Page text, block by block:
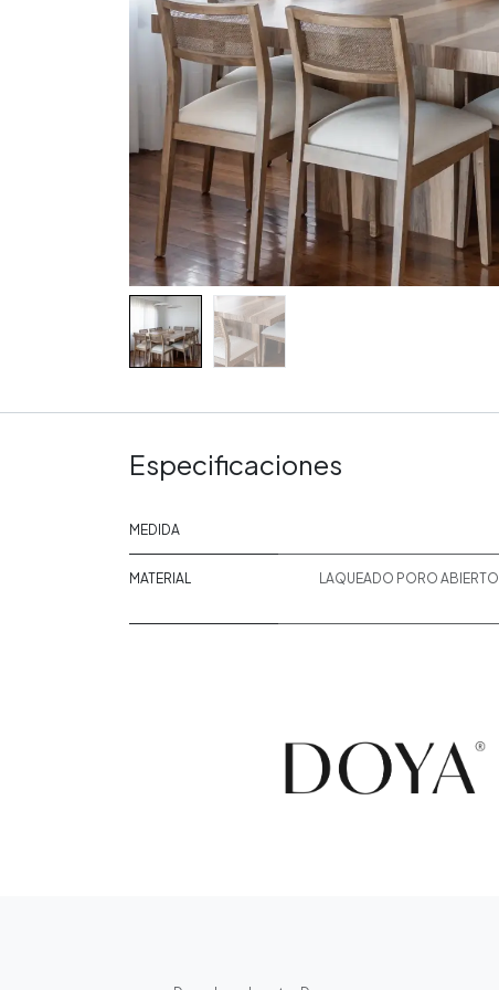
Especificaciones
MEDIDA
MATERIAL LAQUEADO PORO ABIERTO